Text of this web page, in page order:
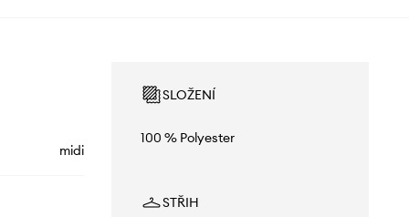
midi
SLOŽENÍ
100 % Polyester
STŘIH